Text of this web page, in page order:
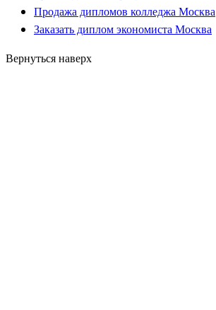
Продажа дипломов колледжа Москва
Заказать диплом экономиста Москва
Вернуться наверх